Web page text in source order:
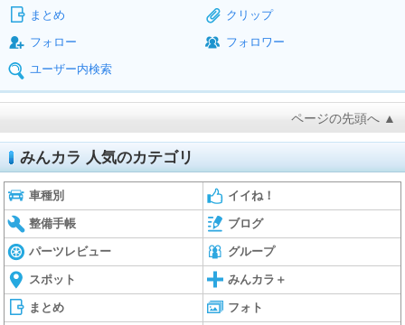
まとめ
クリップ
フォロー
フォロワー
ユーザー内検索
ページの先頭へ ▲
みんカラ 人気のカテゴリ
車種別 イイね！
整備手帳 ブログ
パーツレビュー グループ
スポット みんカラ＋
まとめ フォト